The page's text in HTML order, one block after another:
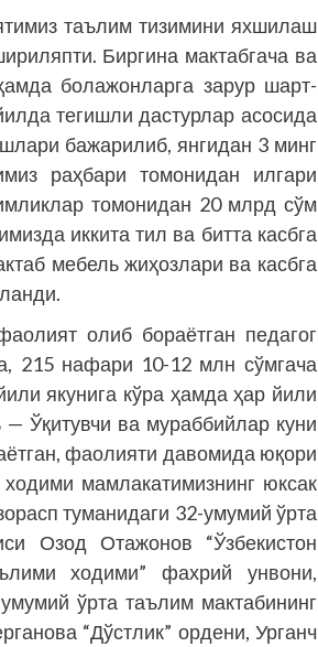
таълим тизимини яхшилаш
Биргина мактабгача ва
болажонларга зарур шарт-
тегишли дастурлар асосида
бажарилиб, янгидан 3 минг
раҳбари томонидан илгари
томонидан 20 млрд сўм
иккита тил ва битта касбга
мебель жиҳозлари ва касбга
олиб бораётган педагог
215 нафари 10-12 млн сўмгача
якунига кўра ҳамда ҳар йили
Ўқитувчи ва мураббийлар куни
фаолияти давомида юқори
мамлакатимизнинг юксак
туманидаги 32-умумий ўрта
Озод Отажонов “Ўзбекистон
ходими” фахрий унвони,
ўрта таълим мактабининг
“Дўстлик” ордени, Урганч